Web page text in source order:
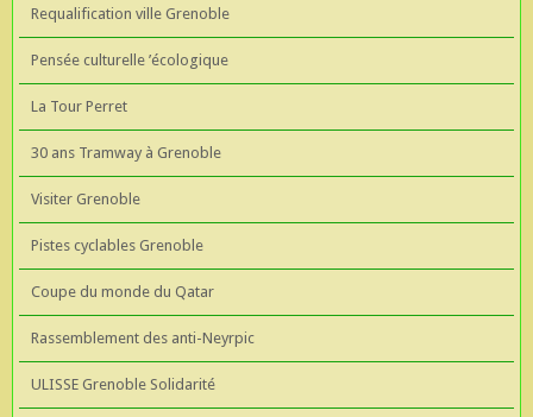
Requalification ville Grenoble
Pensée culturelle ’écologique
La Tour Perret
30 ans Tramway à Grenoble
Visiter Grenoble
Pistes cyclables Grenoble
Coupe du monde du Qatar
Rassemblement des anti-Neyrpic
ULISSE Grenoble Solidarité